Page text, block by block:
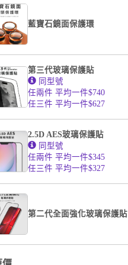
/ undefined
藍寶石鏡面保護環
第三代玻璃保護貼
同型號
任兩件 平均一件$740
任三件 平均一件$627
2.5D AES玻璃保護貼
同型號
任兩件 平均一件$345
任三件 平均一件$327
第二代全面強化玻璃保護貼